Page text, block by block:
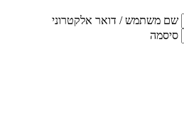
שם משתמש / דואר אלקטרוני
סיסמה